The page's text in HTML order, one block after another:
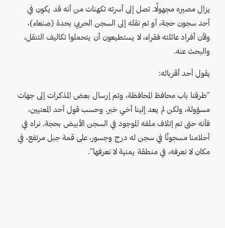
يزال مصيره مجهولًا. تصل إلى أسرته تكهنات من أنه قد يكون في
أحد سجون حجة، أو تم نقله إلى السجن الحربي بحدة (صنعاء)،
ولأن أفراد عائلته فقراء، لا يستطيعون أن يتحملوا تكاليف التنقل،
والبحث عنه.
يقول أحد أقربائه:
"طرقنا باب محافظ المحافظة، وتم إرسال بعض المذكرات إلى جهات
مسؤولة، ولكن لم يعد إلينا أخي خبر. وحسب قول أحد المعنيين،
فأنه حتى تم إتلاف ملفه الموجود في السجن الأبيض بحجة. نراه في
أحلامنا مسجونًا في سجن له درج وجسور، على قمة جبل مرتفع، في
مكان لا نعرفه، في منطقة يمنية لا نعرفها".